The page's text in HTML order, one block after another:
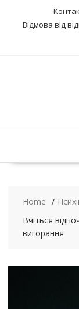
t
Відмова від
Home
Вчіться
вигорання